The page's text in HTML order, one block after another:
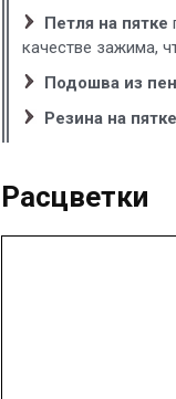
Петля на пятке
качестве зажима,
Подошва из
Резина на пятке
Расцветки